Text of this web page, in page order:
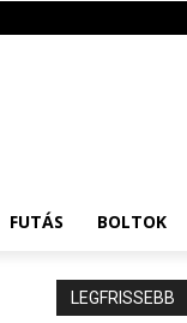
FUTÁS BOLTOK
LEGFRISSEBB